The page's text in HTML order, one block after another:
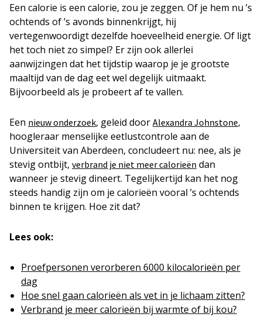
Een calorie is een calorie, zou je zeggen. Of je hem nu ’s
ochtends of ’s avonds binnenkrijgt, hij
vertegenwoordigt dezelfde hoeveelheid energie. Of ligt
het toch niet zo simpel? Er zijn ook allerlei
aanwijzingen dat het tijdstip waarop je je grootste
maaltijd van de dag eet wel degelijk uitmaakt.
Bijvoorbeeld als je probeert af te vallen.
Een nieuw onderzoek, geleid door Alexandra Johnstone,
hoogleraar menselijke eetlustcontrole aan de
Universiteit van Aberdeen, concludeert nu: nee, als je
stevig ontbijt, verbrand je niet meer calorieën dan
wanneer je stevig dineert. Tegelijkertijd kan het nog
steeds handig zijn om je calorieën vooral ’s ochtends
binnen te krijgen. Hoe zit dat?
Lees ook:
Proefpersonen verorberen 6000 kilocalorieën per
dag
Hoe snel gaan calorieën als vet in je lichaam zitten?
Verbrand je meer calorieën bij warmte of bij kou?